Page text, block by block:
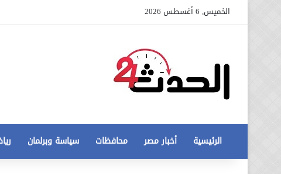
الخميس, 6 أغسطس 2026
الرئيسية أخبار مصر محافظات سياسة وبرلمان